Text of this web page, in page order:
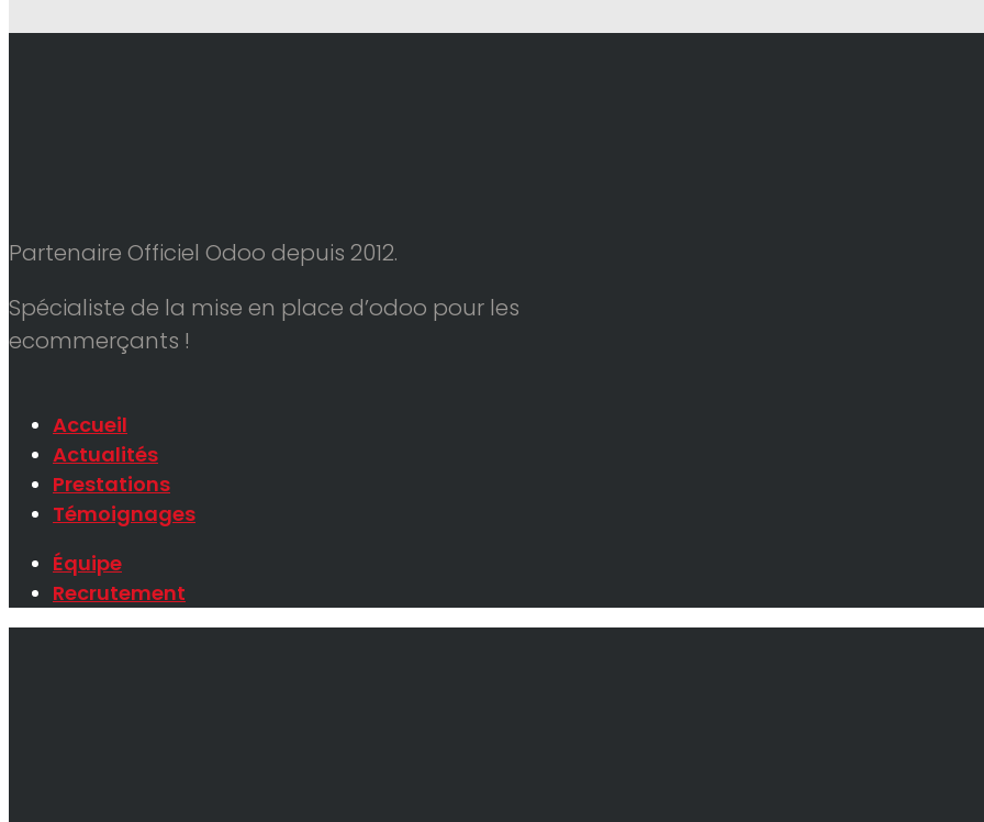
Partenaire Officiel Odoo depuis 2012.
Spécialiste de la mise en place d’odoo pour les
ecommerçants !
Accueil
Actualités
Prestations
Témoignages
Équipe
Recrutement